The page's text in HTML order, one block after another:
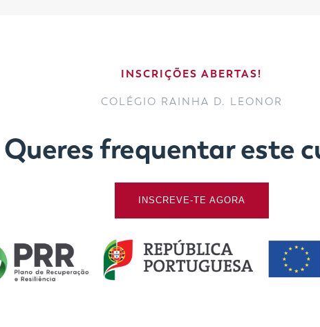
INSCRIÇÕES ABERTAS!
COLÉGIO RAINHA D. LEONOR
Queres frequentar este
INSCREVE-TE AGORA